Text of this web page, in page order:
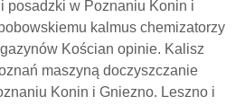
posadzki w Poznaniu Konin i
kalmus chemizatorzy
Kościan opinie. Kalisz
maszyną doczyszczanie
Konin i Gniezno. Leszno i